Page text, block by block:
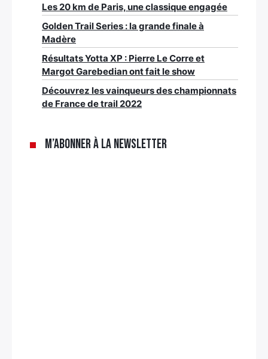
Les 20 km de Paris, une classique engagée
Golden Trail Series : la grande finale à
Madère
Résultats Yotta XP : Pierre Le Corre et
Margot Garebedian ont fait le show
Découvrez les vainqueurs des championnats
de France de trail 2022
M’abonner à la newsletter